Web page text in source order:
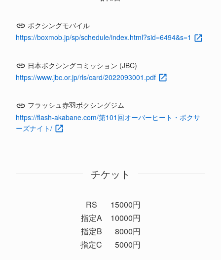
ボクシングモバイル
https://boxmob.jp/sp/schedule/index.html?sid=6494&s=1
日本ボクシングコミッション (JBC)
https://www.jbc.or.jp/rls/card/2022093001.pdf
フラッシュ赤羽ボクシングジム
https://flash-akabane.com/第101回オーバーヒート・ボクサ
ーズナイト/
チケット
RS
15000円
指定A
10000円
指定B
8000円
指定C
5000円